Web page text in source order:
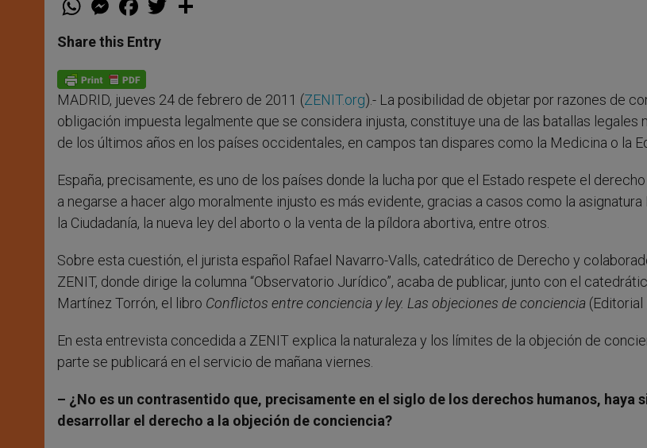
t
s
p
p
e
s
e
g
e
r
a
e
b
o
k
w
Share this Entry
MADRID, jueves 24 de febrero de 2011 (ZENIT.org).- La posibilidad de objetar por razones de
obligación impuesta legalmente que se considera injusta, constituye una de las batallas legales
de los últimos años en los países occidentales, en campos tan dispares como la Medicina o la
España, precisamente, es uno de los países donde la lucha por que el Estado respete el
a negarse a hacer algo moralmente injusto es más evidente, gracias a casos como la asignatura
la Ciudadanía, la nueva ley del aborto o la venta de la píldora abortiva, entre otros.
Sobre esta cuestión, el jurista español Rafael Navarro-Valls, catedrático de Derecho y
ZENIT, donde dirige la columna “Observatorio Jurídico”, acaba de publicar, junto con el
Martínez Torrón, el libro Conflictos entre conciencia y ley. Las objeciones de conciencia (Editorial
En esta entrevista concedida a ZENIT explica la naturaleza y los límites de la objeción de
parte se publicará en el servicio de mañana viernes.
– ¿No es un contrasentido que, precisamente en el siglo de los derechos humanos, haya
desarrollar el derecho a la objeción de conciencia?